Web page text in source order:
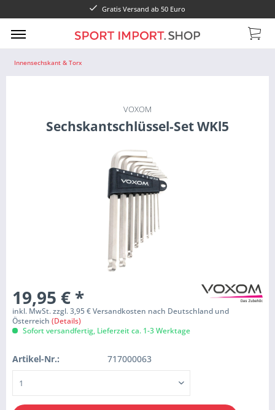
Gratis Versand ab 50 Euro
Innensechskant & Torx
VOXOM
Sechskantschlüssel-Set WKl5
19,95 € *
inkl. MwSt. zzgl. 3,95 € Versandkosten nach Deutschland und
Österreich (Details)
Sofort versandfertig, Lieferzeit ca. 1-3 Werktage
Artikel-Nr.: 717000063